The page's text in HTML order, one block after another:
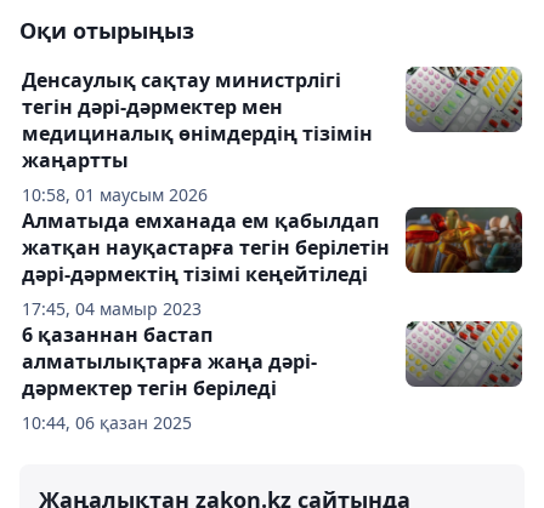
Оқи отырыңыз
10:58, 01 маусым 2026
Денсаулық сақтау министрлігі
тегін дәрі-дәрмектер мен
медициналық өнімдердің тізімін
жаңартты
17:45, 04 мамыр 2023
Алматыда емханада ем қабылдап
жатқан науқастарға тегін берілетін
дәрі-дәрмектің тізімі кеңейтіледі
10:44, 06 қазан 2025
6 қазаннан бастап
алматылықтарға жаңа дәрі-
дәрмектер тегін беріледі
Жаңалықтан zakon.kz сайтында